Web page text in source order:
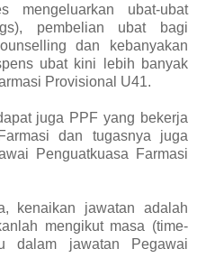
mengeluarkan ubat-ubat
pembelian ubat bagi
dan kebanyakan
ubat kini lebih banyak
Provisional U41.
juga PPF yang bekerja
dan tugasnya juga
Penguatkuasa Farmasi
kenaikan jawatan adalah
mengikut masa (time-
dalam jawatan Pegawai